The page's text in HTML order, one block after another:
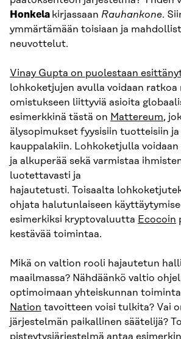
Honkela kirjassaan Rauhankone.
ymmärtämään toisiaan ja
neuvottelut.
Vinay Gupta on puolestaan
lohkoketjujen avulla voidaan
omistukseen liittyviä asioita
esimerkkinä tästä on Mattereum,
älysopimukset fyysisiin tuotteisiin ja
kauppalakiin. Lohkoketjulla
ja alkuperää sekä varmistaa
luotettavasti ja
hajautetusti. Toisaalta
ohjata halutunlaiseen
esimerkiksi kryptovaluutta Ecocoin
kestävää toimintaa.
Mikä on valtion rooli hajautetun
maailmassa? Nähdäänkö valtio
optimoimaan yhteiskunnan
Nation tavoitteen voisi tulkita? Vai
järjestelmän paikallinen säätelijä?
pisteytysjärjestelmä antaa